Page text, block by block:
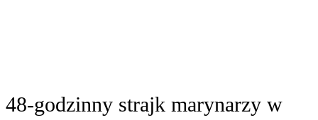
48-godzinny strajk marynarzy w